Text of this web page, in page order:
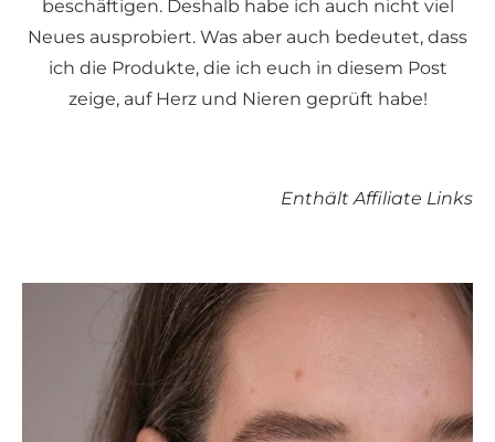
beschäftigen. Deshalb habe ich auch nicht viel
Neues ausprobiert. Was aber auch bedeutet, dass
ich die Produkte, die ich euch in diesem Post
zeige, auf Herz und Nieren geprüft habe!
Enthält Affiliate Links